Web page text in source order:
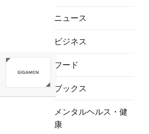
ニュース
ビジネス
フード
ブックス
メンタルヘルス・健
康